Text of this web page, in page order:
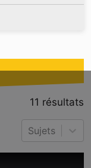
11 résultats
Sujets